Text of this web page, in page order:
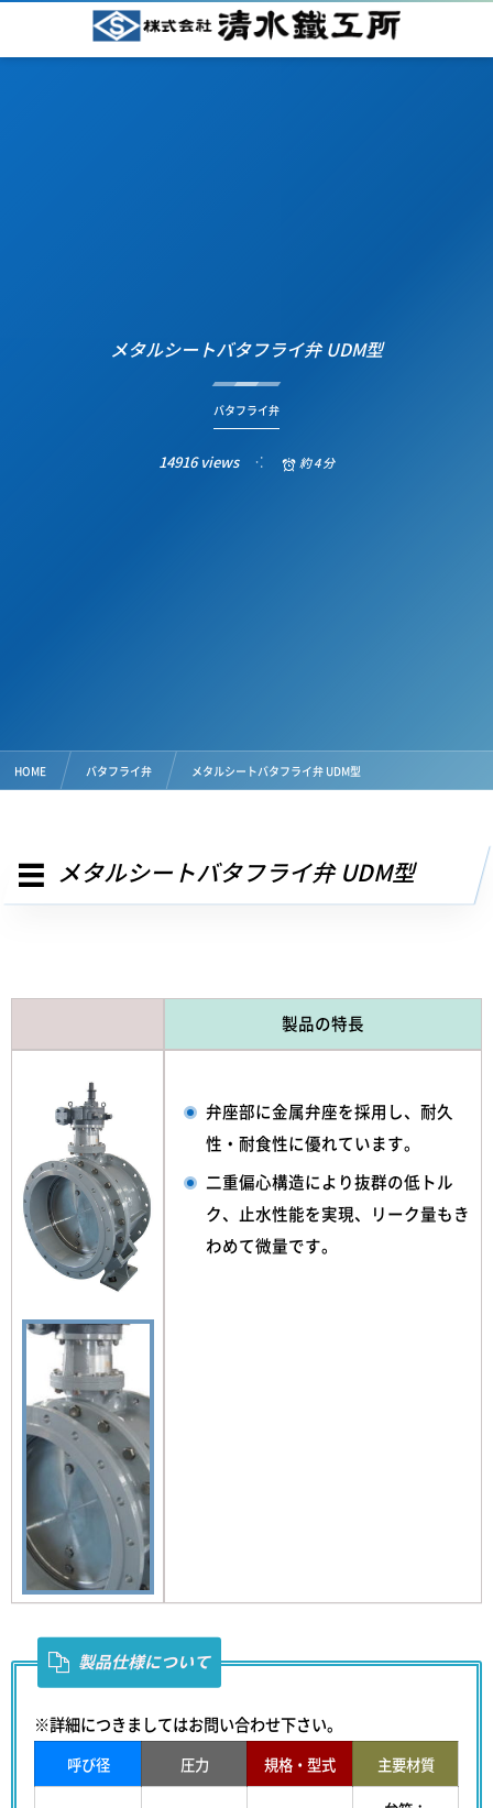
メタルシートバタフライ弁 UDM型
バタフライ弁
14916 views 約 4 分
HOME バタフライ弁 メタルシートバタフライ弁 UDM型
メタルシートバタフライ弁 UDM型
製品の特長
弁座部に金属弁座を採用し、耐久
性・耐食性に優れています。
二重偏心構造により抜群の低トル
ク、止水性能を実現、リーク量もき
わめて微量です。
製品仕様について
※詳細につきましてはお問い合わせ下さい。
呼び径 圧力 規格・型式 主要材質